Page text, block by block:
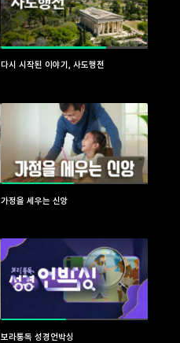
다시 시작된 이야기, 사도행전
가정을 세우는 신앙
보라통독 성경언박싱